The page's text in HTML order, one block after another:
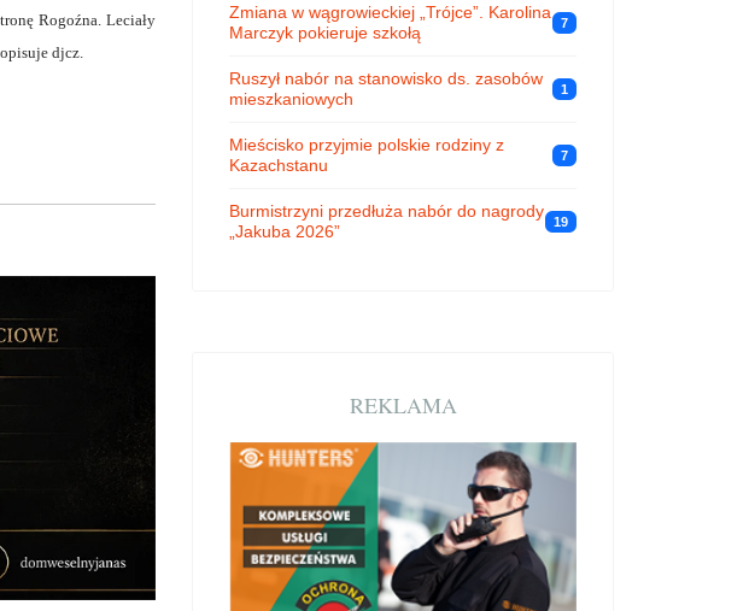
Rogoźna. Leciały
djcz.
Zmiana w wągrowieckiej „Trójce”. Karolina
Marczyk pokieruje szkołą
7
Ruszył nabór na stanowisko ds. zasobów
mieszkaniowych
1
Mieścisko przyjmie polskie rodziny z
Kazachstanu
7
Burmistrzyni przedłuża nabór do nagrody
„Jakuba 2026”
19
REKLAMA